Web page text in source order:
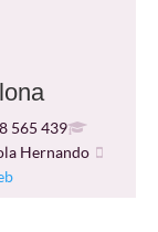
565 439
Hernando